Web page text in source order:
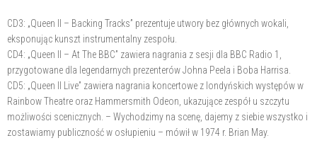
CD3: „Queen II – Backing Tracks” prezentuje utwory bez głównych wokali,
eksponując kunszt instrumentalny zespołu.
CD4: „Queen II – At The BBC” zawiera nagrania z sesji dla BBC Radio 1,
przygotowane dla legendarnych prezenterów Johna Peela i Boba Harrisa.
CD5: „Queen II Live” zawiera nagrania koncertowe z londyńskich występów w
Rainbow Theatre oraz Hammersmith Odeon, ukazujące zespół u szczytu
możliwości scenicznych. – Wychodzimy na scenę, dajemy z siebie wszystko i
zostawiamy publiczność w osłupieniu – mówił w 1974 r. Brian May.